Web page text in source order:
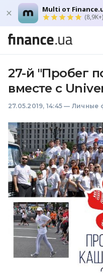
Multi от
(8,9K+)
27-й "Пробег
вместе с
27.05.2019, 14:45 — Личные